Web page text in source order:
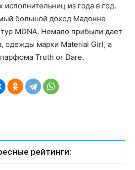
из года в год.
большой доход Мадонне
MDNA. Немало прибыли дает
одежды марки Material Girl, а
Truth or Dare.
рейтинги: